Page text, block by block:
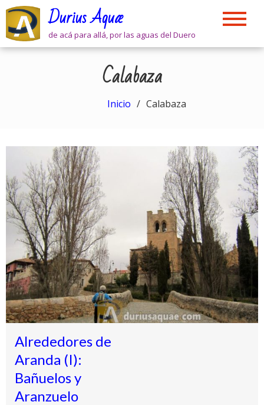
Skip
content
Durius Aquæ
de acá para allá, por las aguas del Duero
Calabaza
Inicio Calabaza
Alrededores de
Aranda (I):
Bañuelos y
Aranzuelo